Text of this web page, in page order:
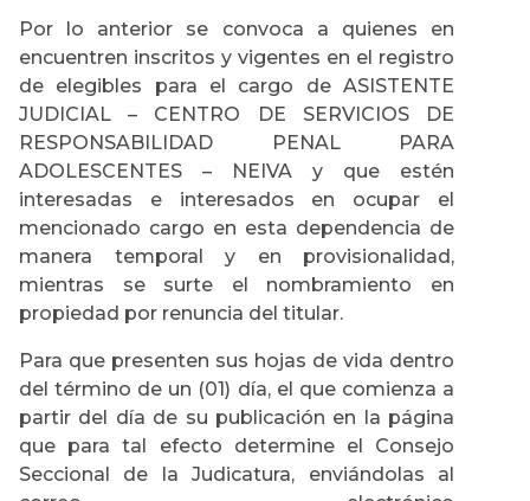
Por lo anterior se convoca a quienes en
encuentren inscritos y vigentes en el registro
de elegibles para el cargo de ASISTENTE
JUDICIAL – CENTRO DE SERVICIOS DE
RESPONSABILIDAD PENAL PARA
ADOLESCENTES – NEIVA y que estén
interesadas e interesados en ocupar el
mencionado cargo en esta dependencia de
manera temporal y en provisionalidad,
mientras se surte el nombramiento en
propiedad por renuncia del titular.
Para que presenten sus hojas de vida dentro
del término de un (01) día, el que comienza a
partir del día de su publicación en la página
que para tal efecto determine el Consejo
Seccional de la Judicatura, enviándolas al